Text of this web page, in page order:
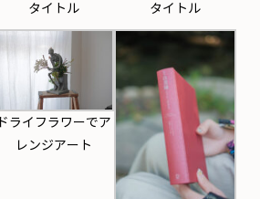
タイトル タイトル
ドライフラワーでア
レンジアート